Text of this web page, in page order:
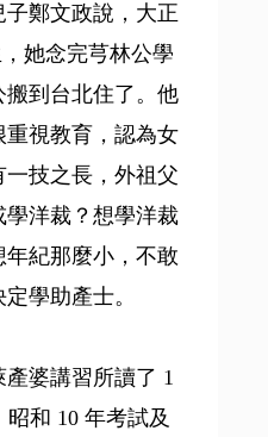
鄭文政說，大正
她念完芎林公學
到台北住了。他
視教育，認為女
技之長，外祖父
學洋裁？想學洋裁
紀那麼小，不敢
學助產士。
婆講習所讀了 1
和 10 年考試及